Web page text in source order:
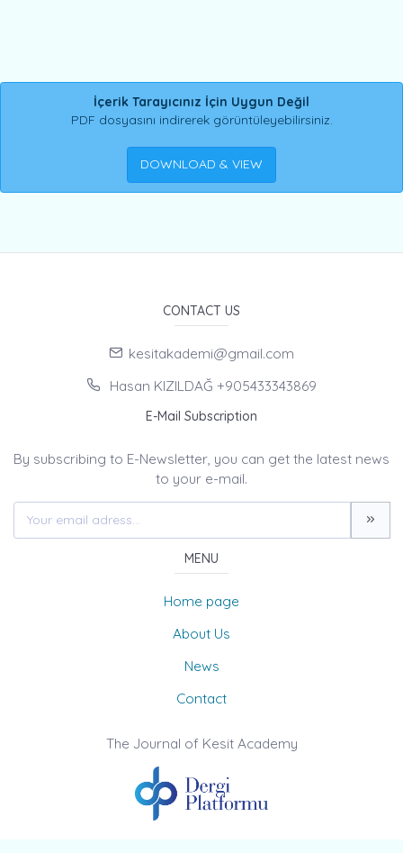
İçerik Tarayıcınız İçin Uygun Değil
PDF dosyasını indirerek görüntüleyebilirsiniz.
DOWNLOAD & VIEW
CONTACT US
kesitakademi@gmail.com
Hasan KIZILDAĞ +905433343869
E-Mail Subscription
By subscribing to E-Newsletter, you can get the latest news
to your e-mail.
MENU
Home page
About Us
News
Contact
The Journal of Kesit Academy